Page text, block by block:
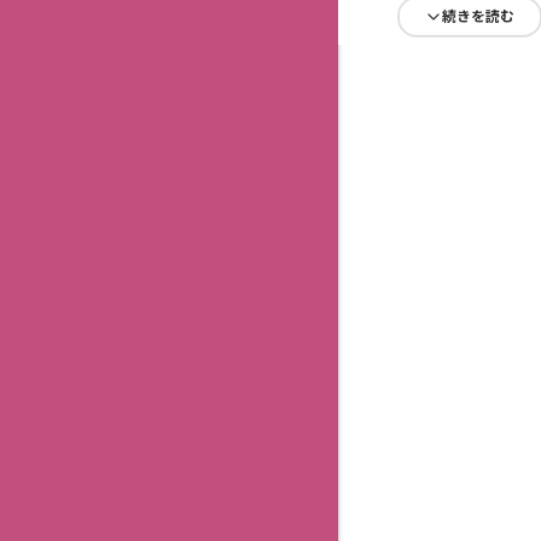
続きを読む
続きを読む
続きを読む
続きを読む
続きを読む
続きを読む
続きを読む
続きを読む
続きを読む
続きを読む
続きを読む
続きを読む
続きを読む
続きを読む
続きを読む
続きを読む
続きを読む
続きを読む
続きを読む
続きを読む